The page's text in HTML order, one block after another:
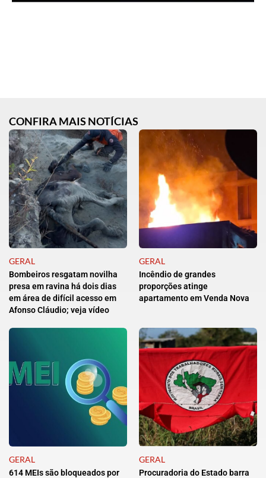
CONFIRA MAIS NOTÍCIAS
GERAL
Bombeiros resgatam novilha
presa em ravina há dois dias
em área de difícil acesso em
Afonso Cláudio; veja vídeo
GERAL
Incêndio de grandes
proporções atinge
apartamento em Venda Nova
GERAL
614 MEIs são bloqueados por
GERAL
Procuradoria do Estado barra